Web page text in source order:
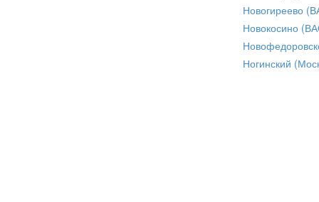
Новогиреево
Новокосино
Ногинский